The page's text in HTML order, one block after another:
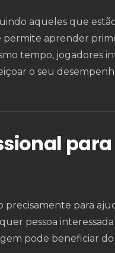
aqueles que
aprender
tempo, jogadores
o seu
para
precisamente para
pessoa
pode beneficiar